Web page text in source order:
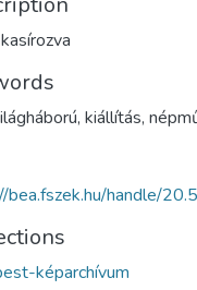
, kiállítás,
bea.fszek.hu/handle/
képarchívum